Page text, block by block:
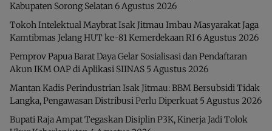
Kabupaten Sorong Selatan6 Agustus 2026
Tokoh Intelektual Maybrat Isak Jitmau Imbau Masyarakat Jaga
Kamtibmas Jelang HUT ke-81 Kemerdekaan RI6 Agustus 2026
Pemprov Papua Barat Daya Gelar Sosialisasi dan Pendaftaran
Akun IKM OAP di Aplikasi SIINAS 5 Agustus 2026
Mantan Kadis Perindustrian Isak Jitmau: BBM Bersubsidi Tidak
Langka, Pengawasan Distribusi Perlu Diperkuat 5 Agustus 2026
Bupati Raja Ampat Tegaskan Disiplin P3K, Kinerja Jadi Tolok